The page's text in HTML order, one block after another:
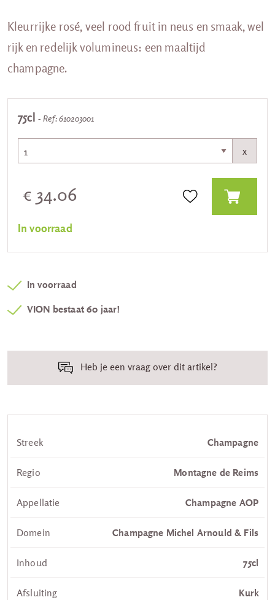
Kleurrijke rosé, veel rood fruit in neus en smaak, wel
rijk en redelijk volumineus: een maaltijd
champagne.
75cl - Ref: 610203001
x
€ 34.06
In voorraad
In voorraad
VION bestaat 60 jaar!
Heb je een vraag over dit artikel?
Streek Champagne
Regio Montagne de Reims
Appellatie Champagne AOP
Domein Champagne Michel Arnould & Fils
Inhoud 75cl
Afsluiting Kurk